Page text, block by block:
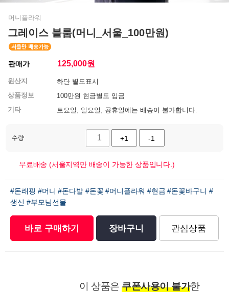
머니플라워
그레이스 블룸(머니_서울_100만원)
판매가 125,000원
원산지
하단 별도표시
상품정보
100만원 현금별도 입금
기타
토요일, 일요일, 공휴일에는 배송이 불가합니다.
수량 +1 -1
무료배송 (서울지역만 배송이 가능한 상품입니다.)
#돈래핑 #머니 #돈다발 #돈꽃 #머니플라워 #현금 #돈꽃바구니 #
생신 #부모님선물
바로 구매하기 장바구니 관심상품
이 상품은 쿠폰사용이 불가한